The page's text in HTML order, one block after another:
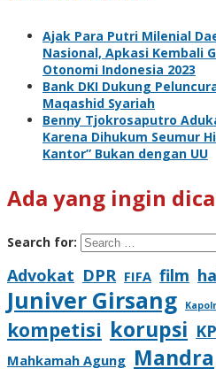
Ajak Para Putri Milenial
Nasional, Apkasi Kembali
Otonomi Indonesia 2023
Bank DKI Dukung
Maqashid Syariah
Benny Tjokrosaputro
Karena Dihukum Seumur
Kantor” Bukan dengan UU
Ada yang ingin
Search for:
Advokat DPR FIFA film
Juniver Girsang
kompetisi korupsi
Mahkamah Agung Mandra